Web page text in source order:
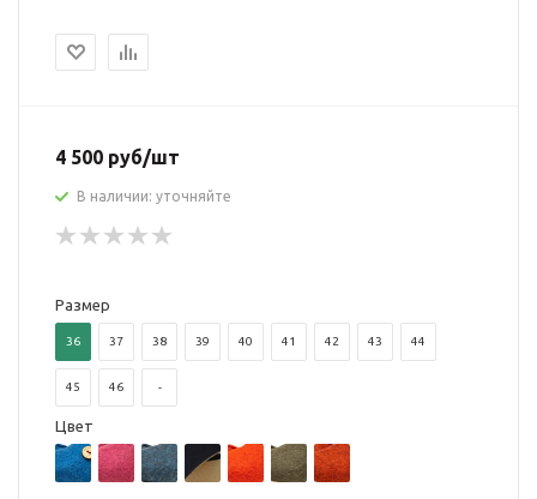
4 500 руб/шт
В наличии: уточняйте
Размер
36 37 38 39 40 41 42 43 44
45 46 -
Цвет